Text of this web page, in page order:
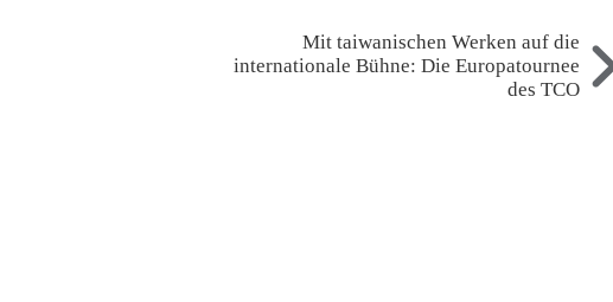
Mit taiwanischen Werken auf die
internationale Bühne: Die Europatournee
des TCO